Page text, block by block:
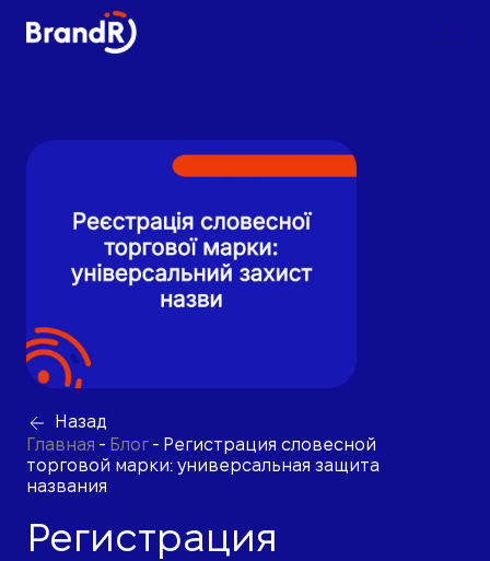
Назад
Главная - Блог - Регистрация словесной
торговой марки: универсальная защита
названия
Регистрация